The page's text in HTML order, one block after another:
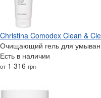
Christina Comodex Clean &
Очищающий гель для
Есть в наличии
от 1 316 грн